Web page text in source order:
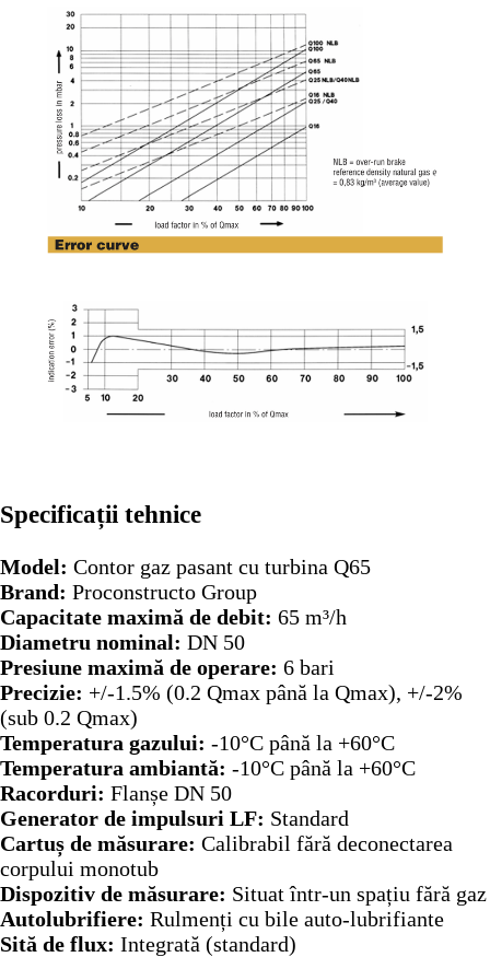
Specificații tehnice
Model: Contor gaz pasant cu turbina Q65
Brand: Proconstructo Group
Capacitate maximă de debit: 65 m³/h
Diametru nominal: DN 50
Presiune maximă de operare: 6 bari
Precizie: +/-1.5% (0.2 Qmax până la Qmax), +/-2%
(sub 0.2 Qmax)
Temperatura gazului: -10°C până la +60°C
Temperatura ambiantă: -10°C până la +60°C
Racorduri: Flanșe DN 50
Generator de impulsuri LF: Standard
Cartuș de măsurare: Calibrabil fără deconectarea
corpului monotub
Dispozitiv de măsurare: Situat într-un spațiu fără gaz
Autolubrifiere: Rulmenți cu bile auto-lubrifiante
Sită de flux: Integrată (standard)